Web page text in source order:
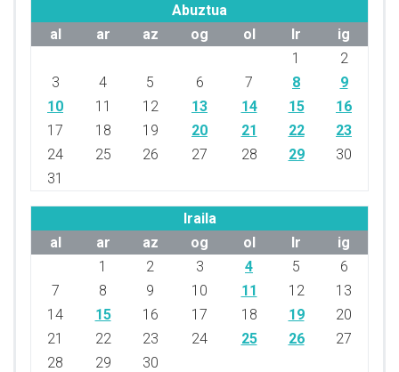
Abuztua
al
ar az og ol lr
ig
1
2
3
4 5 6 7 8
9
10
11 12 13 14 15
16
17
18 19 20 21 22
23
24
25 26 27 28 29
30
31
Iraila
al
ar az og ol lr
ig
1
2 3 4 5
6
7
8 9 10 11 12
13
14
15 16 17 18 19
20
21
22 23 24 25 26
27
28
29 30